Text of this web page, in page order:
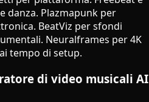
danza. Plazmapunk per
BeatViz per sfondi
Neuralframes per 4K
tempo di setup.
di video musicali AI